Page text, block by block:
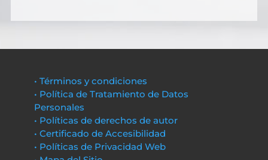
• Términos y condiciones
• Política de Tratamiento de Datos
Personales
• Políticas de derechos de autor
• Certificado de Accesibilidad
• Políticas de Privacidad Web